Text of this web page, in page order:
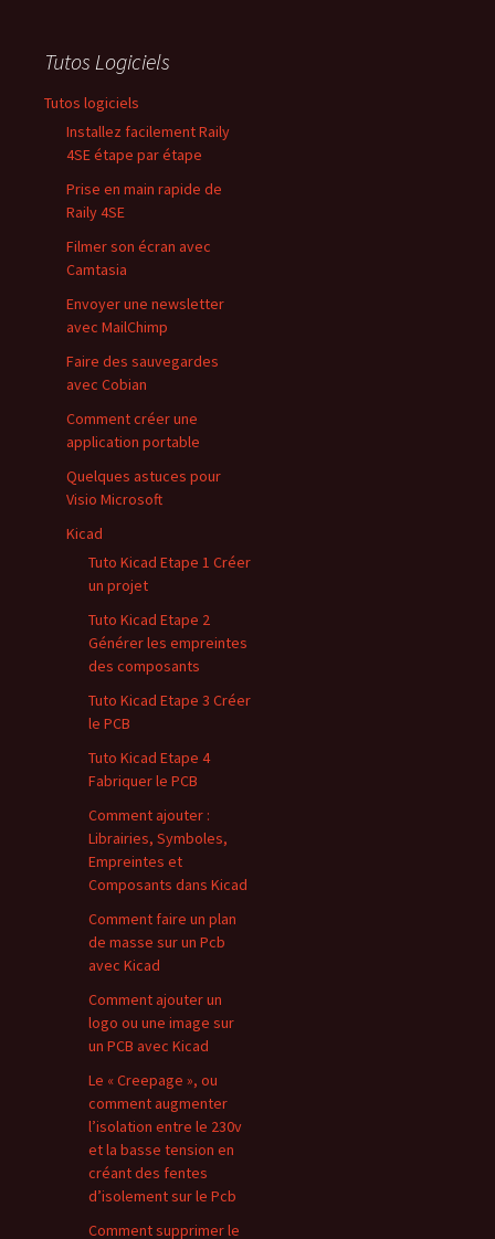
Tutos Logiciels
Tutos logiciels
Installez facilement Raily
4SE étape par étape
Prise en main rapide de
Raily 4SE
Filmer son écran avec
Camtasia
Envoyer une newsletter
avec MailChimp
Faire des sauvegardes
avec Cobian
Comment créer une
application portable
Quelques astuces pour
Visio Microsoft
Kicad
Tuto Kicad Etape 1 Créer
un projet
Tuto Kicad Etape 2
Générer les empreintes
des composants
Tuto Kicad Etape 3 Créer
le PCB
Tuto Kicad Etape 4
Fabriquer le PCB
Comment ajouter :
Librairies, Symboles,
Empreintes et
Composants dans Kicad
Comment faire un plan
de masse sur un Pcb
avec Kicad
Comment ajouter un
logo ou une image sur
un PCB avec Kicad
Le « Creepage », ou
comment augmenter
l’isolation entre le 230v
et la basse tension en
créant des fentes
d’isolement sur le Pcb
Comment supprimer le